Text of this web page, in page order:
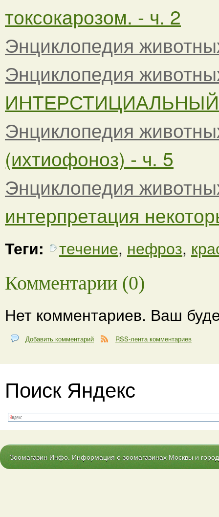
токсокарозом. - ч. 2
Энциклопедия
Энциклопедия
ИНТЕРСТИЦИАЛЬНЫЙ
Энциклопедия
(ихтиофоноз) - ч. 5
Энциклопедия
интерпретация
Теги: течение, нефроз,
Комментарии (0)
Нет комментариев. Ваш
Добавить комментарий RSS-лента комментариев
Поиск Яндекс
Зоомагазин Инфо. Информация о зоомагазинах Москвы и